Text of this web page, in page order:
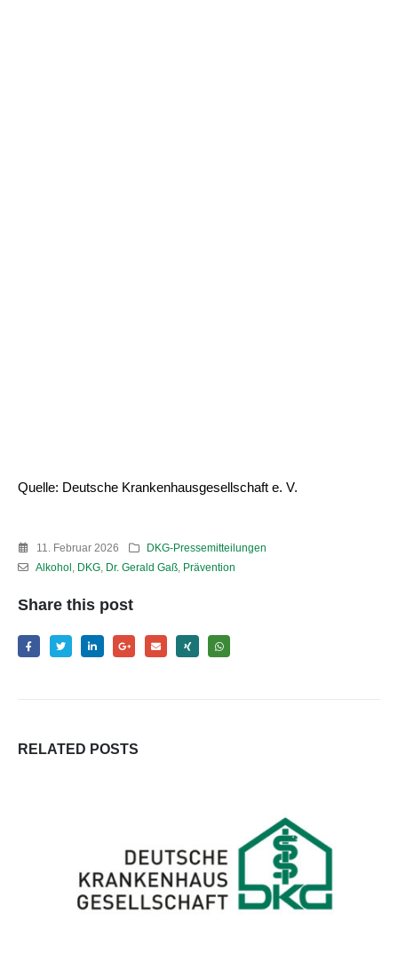
Quelle: Deutsche Krankenhausgesellschaft e. V.
11. Februar 2026
DKG-Pressemitteilungen
Alkohol
DKG, Dr. Gerald Gaß, Prävention
Share this post
RELATED POSTS